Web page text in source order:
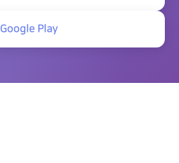
Google Play